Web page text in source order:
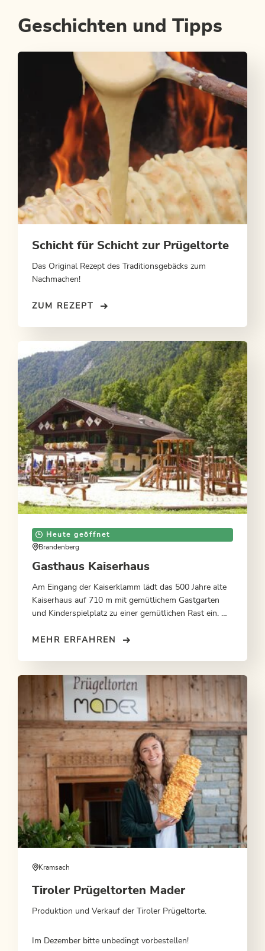
Geschichten und Tipps
Schicht für Schicht zur Prügeltorte
Das Original Rezept des Traditionsgebäcks zum
Nachmachen!
ZUM REZEPT
Heute geöffnet
Brandenberg
Gasthaus Kaiserhaus
Am Eingang der Kaiserklamm lädt das 500 Jahre alte
Kaiserhaus auf 710 m mit gemütlichem Gastgarten
und Kinderspielplatz zu einer gemütlichen Rast ein. Mit
MEHR ERFAHREN
Kramsach
Tiroler Prügeltorten Mader
Produktion und Verkauf der Tiroler Prügeltorte.
Im Dezember bitte unbedingt vorbestellen!